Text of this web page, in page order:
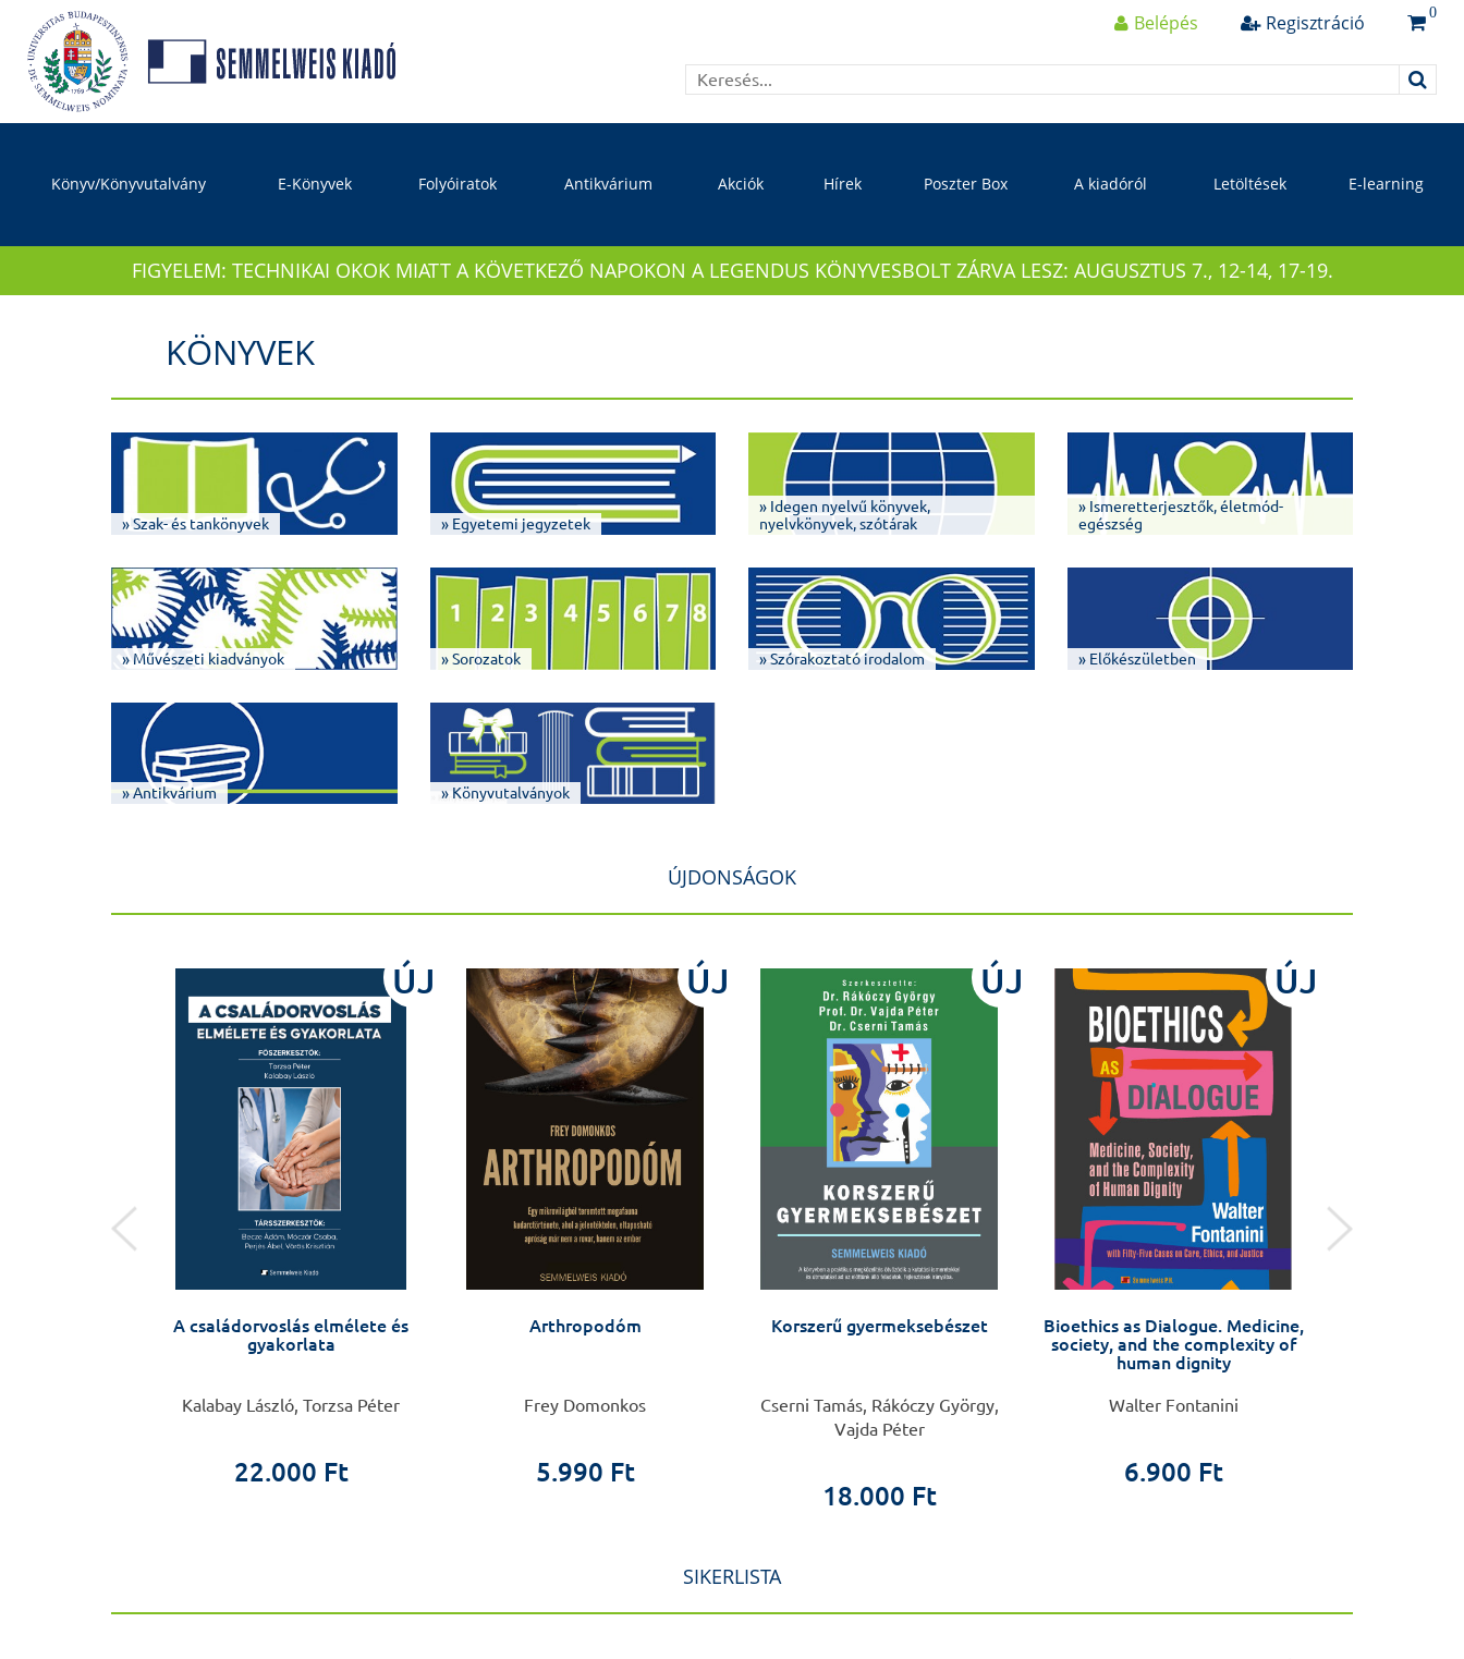
Belépés Regisztráció 0
Könyv/Könyvutalvány E-Könyvek Folyóiratok Antikvárium Akciók Hírek Poszter Box A kiadóról Letöltések E-learning
FIGYELEM: TECHNIKAI OKOK MIATT A KÖVETKEZŐ NAPOKON A LEGENDUS KÖNYVESBOLT ZÁRVA LESZ: AUGUSZTUS 7., 12-14, 17-19.
KÖNYVEK
» Szak- és tankönyvek » Egyetemi jegyzetek
» Idegen nyelvű könyvek,
nyelvkönyvek, szótárak
» Ismeretterjesztők, életmód-
egészség
» Művészeti kiadványok » Sorozatok » Szórakoztató irodalom » Előkészületben
» Antikvárium » Könyvutalványok
ÚJDONSÁGOK
ÚJ
A családorvoslás elmélete és
gyakorlata
Kalabay László, Torzsa Péter
22.000 Ft
ÚJ
Arthropodóm
Frey Domonkos
5.990 Ft
ÚJ
Korszerű gyermeksebészet
Cserni Tamás, Rákóczy György,
Vajda Péter
18.000 Ft
ÚJ
Bioethics as Dialogue. Medicine,
society, and the complexity of
human dignity
Walter Fontanini
6.900 Ft
SIKERLISTA